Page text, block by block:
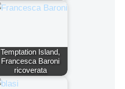
Temptation Island,
Francesca Baroni
ricoverata